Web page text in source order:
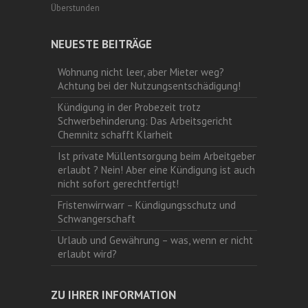
Überstunden
NEUESTE BEITRÄGE
Wohnung nicht leer, aber Mieter weg?
Achtung bei der Nutzungsentschädigung!
Kündigung in der Probezeit trotz
Schwerbehinderung: Das Arbeitsgericht
Chemnitz schafft Klarheit
Ist private Müllentsorgung beim Arbeitgeber
erlaubt ? Nein! Aber eine Kündigung ist auch
nicht sofort gerechtfertigt!
Fristenwirrwarr – Kündigungsschutz und
Schwangerschaft
Urlaub und Gewährung – was, wenn er nicht
erlaubt wird?
ZU IHRER INFORMATION